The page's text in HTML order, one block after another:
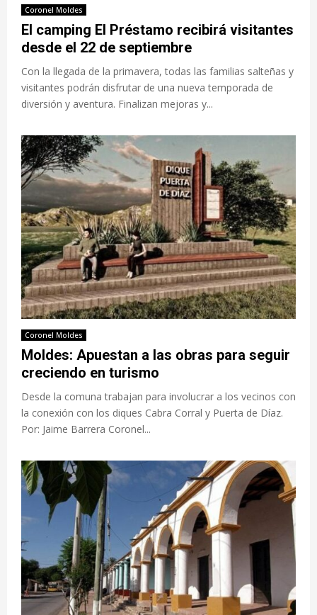
Coronel Moldes
El camping El Préstamo recibirá visitantes
desde el 22 de septiembre
Con la llegada de la primavera, todas las familias salteñas y
visitantes podrán disfrutar de una nueva temporada de
diversión y aventura. Finalizan mejoras y...
Coronel Moldes
Moldes: Apuestan a las obras para seguir
creciendo en turismo
Desde la comuna trabajan para involucrar a los vecinos con
la conexión con los diques Cabra Corral y Puerta de Díaz.
Por: Jaime Barrera Coronel...